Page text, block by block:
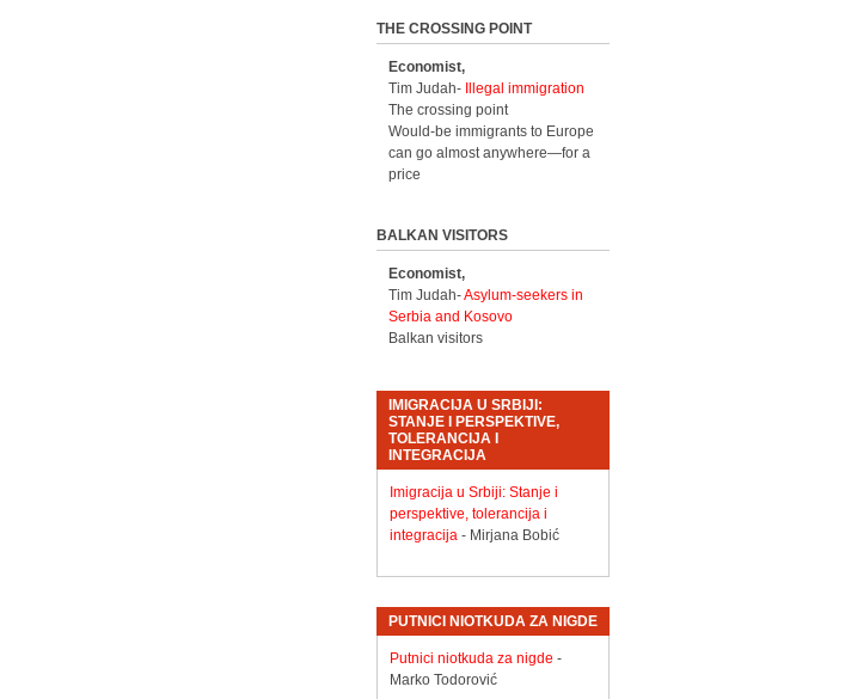
THE CROSSING POINT
Economist,
Tim Judah-
Illegal immigration
The crossing point
Would-be immigrants to Europe
can go almost anywhere—for a
price
BALKAN VISITORS
Economist,
Tim Judah-Asylum-seekers in
Serbia and Kosovo
Balkan visitors
IMIGRACIJA U SRBIJI:
STANJE I PERSPEKTIVE,
TOLERANCIJA I
INTEGRACIJA
Imigracija u Srbiji: Stanje i
perspektive, tolerancija i
integracija- Mirjana Bobić
PUTNICI NIOTKUDA ZA NIGDE
Putnici niotkuda za nigde -
Marko Todorović